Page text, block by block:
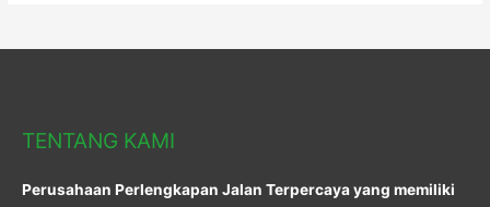
TENTANG KAMI
Perusahaan Perlengkapan Jalan Terpercaya yang memiliki